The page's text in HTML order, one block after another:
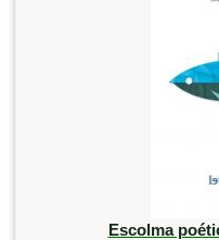
Escolma